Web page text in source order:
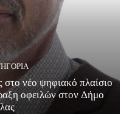
νέο ψηφιακό πλαίσιο
οφειλών στον Δήμο